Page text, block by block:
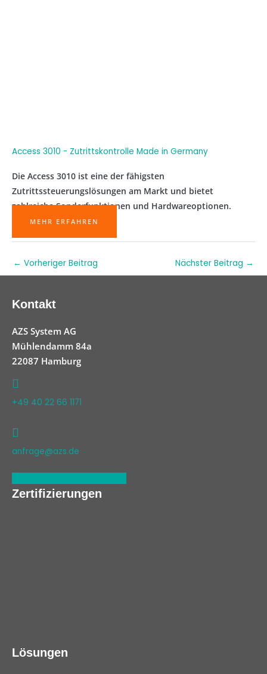
Access 3010 - Zutrittskontrolle Made in Germany
Die Access 3010 ist eine der fähigsten
Zutrittssteuerungslösungen am Markt und bietet
zahlreiche Sonderfunktionen und Hardwareoptionen.
MEHR ERFAHREN
← Vorheriger Beitrag Nächster Beitrag →
Kontakt
AZS System AG
Mühlendamm 84a
22087 Hamburg
+49 40 22 66 1171
anfrage@azs.de
Zertifizierungen
Lösungen